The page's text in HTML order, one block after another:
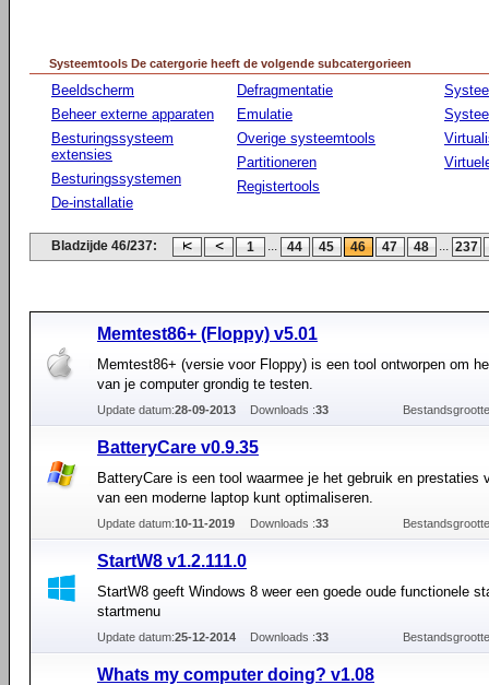
Systeemtools De catergorie heeft de volgende subcatergorieen
Beeldscherm
Beheer externe apparaten
Besturingssysteem
extensies
Besturingssystemen
De-installatie
Defragmentatie
Emulatie
Overige systeemtools
Partitioneren
Registertools
Bladzijde 46/237: 1 ... 44 45 46 47 48 ... 237
Memtest86+ (Floppy) v5.01
Memtest86+ (versie voor Floppy) is een tool ontworpen om
van je computer grondig te testen.
Update datum:28-09-2013 Downloads :33
BatteryCare v0.9.35
BatteryCare is een tool waarmee je het gebruik en prestaties
van een moderne laptop kunt optimaliseren.
Update datum:10-11-2019 Downloads :33
StartW8 v1.2.111.0
StartW8 geeft Windows 8 weer een goede oude functionele
startmenu
Update datum:25-12-2014 Downloads :33
Whats my computer doing? v1.08